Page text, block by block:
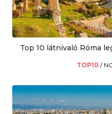
Top 10 látnivaló Róma
TOP10 /